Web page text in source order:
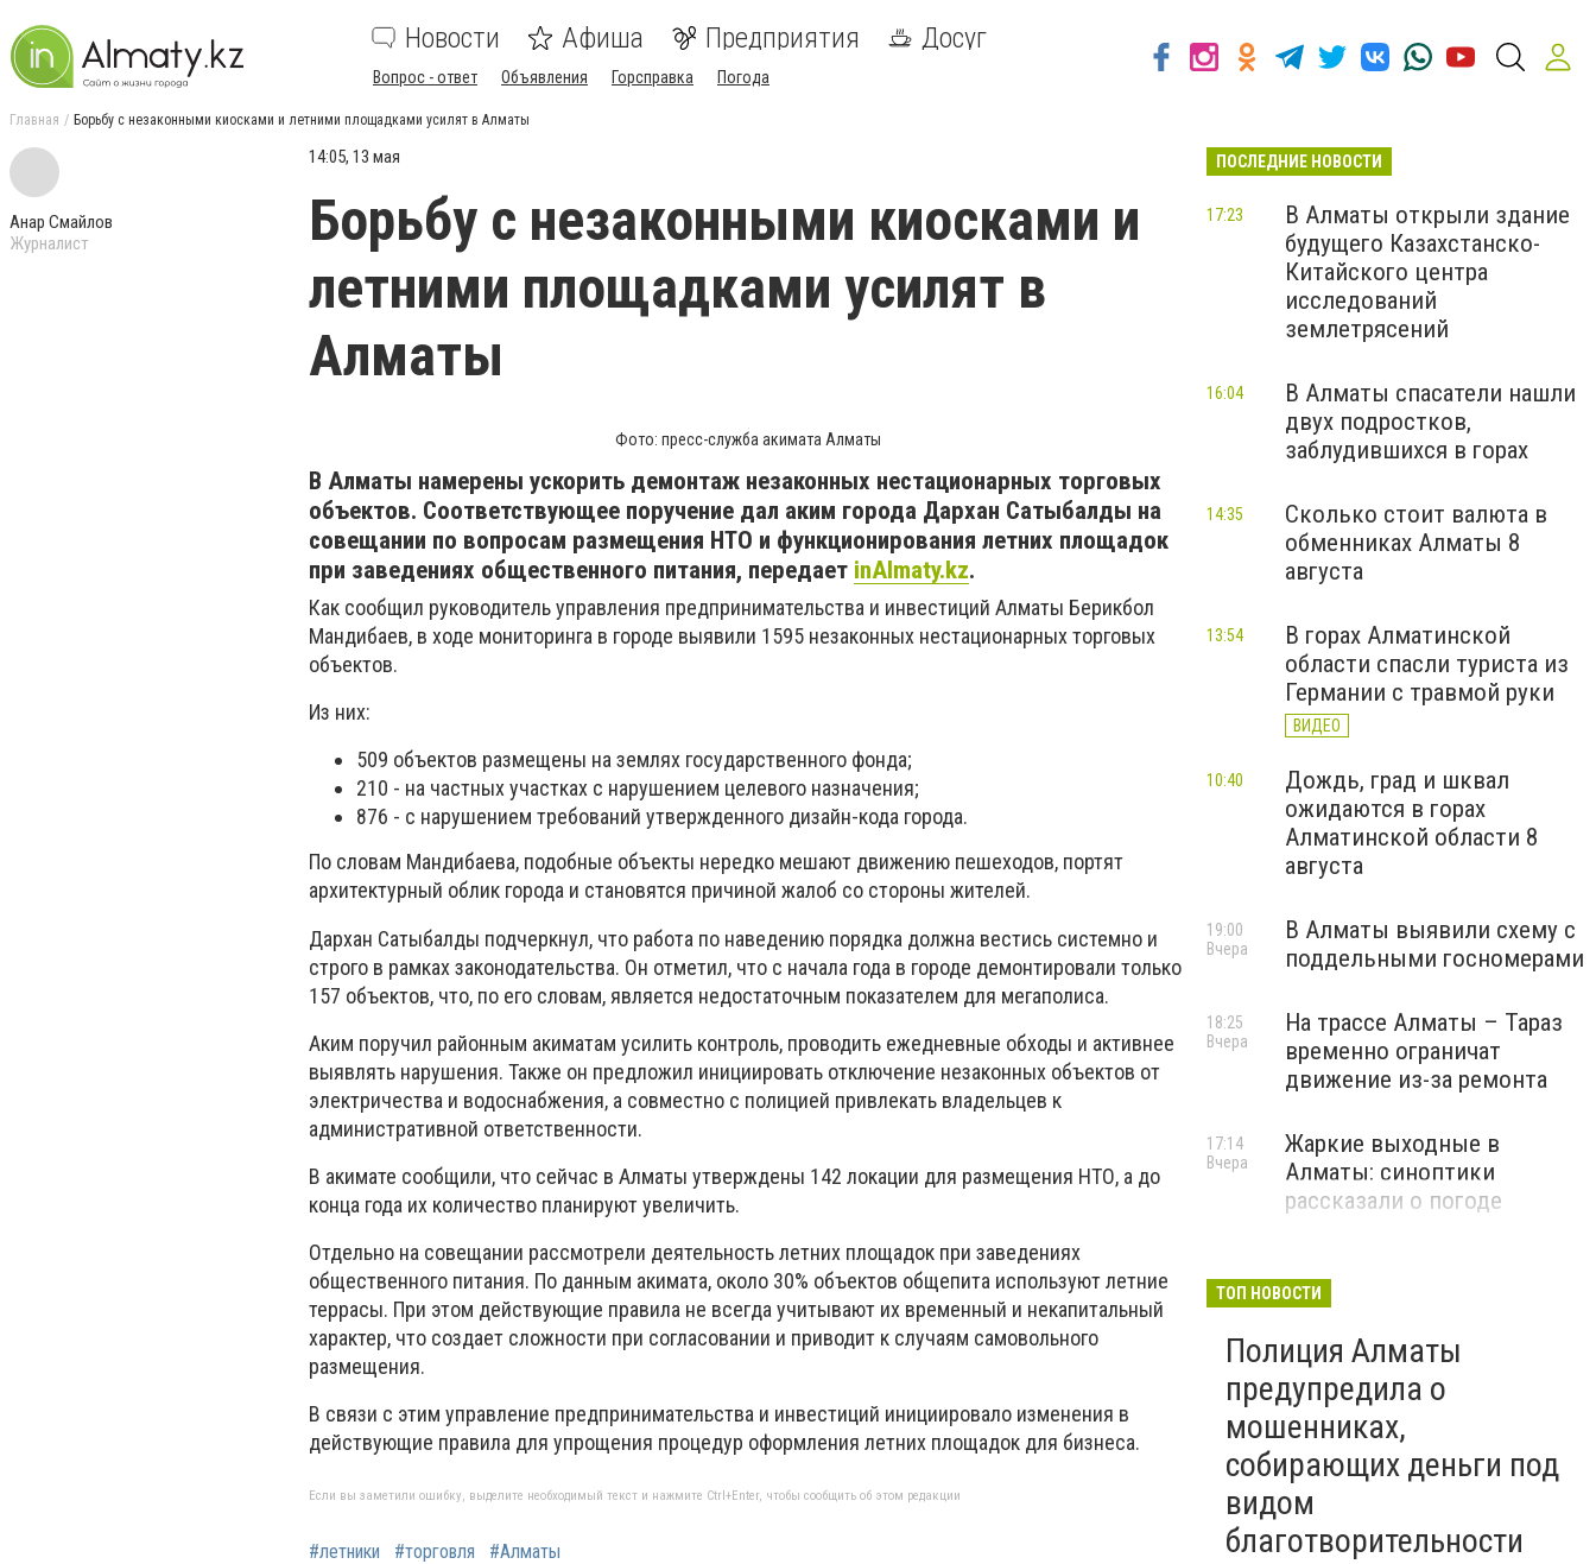
Новости Афиша Предприятия Досуг
Вопрос - ответ Объявления Горсправка Погода
Главная Борьбу с незаконными киосками и летними площадками усилят в Алматы
Анар Смайлов
Журналист
14:05, 13 мая
Борьбу с незаконными киосками и
летними площадками усилят в
Алматы
Фото: пресс-служба акимата Алматы
В Алматы намерены ускорить демонтаж незаконных нестационарных торговых
объектов. Соответствующее поручение дал аким города Дархан Сатыбалды на
совещании по вопросам размещения НТО и функционирования летних площадок
при заведениях общественного питания, передает inAlmaty.kz.
Как сообщил руководитель управления предпринимательства и инвестиций Алматы Берикбол
Мандибаев, в ходе мониторинга в городе выявили 1595 незаконных нестационарных торговых
объектов.
Из них:
509 объектов размещены на землях государственного фонда;
210 - на частных участках с нарушением целевого назначения;
876 - с нарушением требований утвержденного дизайн-кода города.
По словам Мандибаева, подобные объекты нередко мешают движению пешеходов, портят
архитектурный облик города и становятся причиной жалоб со стороны жителей.
Дархан Сатыбалды подчеркнул, что работа по наведению порядка должна вестись системно и
строго в рамках законодательства. Он отметил, что с начала года в городе демонтировали только
157 объектов, что, по его словам, является недостаточным показателем для мегаполиса.
Аким поручил районным акиматам усилить контроль, проводить ежедневные обходы и активнее
выявлять нарушения. Также он предложил инициировать отключение незаконных объектов от
электричества и водоснабжения, а совместно с полицией привлекать владельцев к
административной ответственности.
В акимате сообщили, что сейчас в Алматы утверждены 142 локации для размещения НТО, а до
конца года их количество планируют увеличить.
Отдельно на совещании рассмотрели деятельность летних площадок при заведениях
общественного питания. По данным акимата, около 30% объектов общепита используют летние
террасы. При этом действующие правила не всегда учитывают их временный и некапитальный
характер, что создает сложности при согласовании и приводит к случаям самовольного
размещения.
В связи с этим управление предпринимательства и инвестиций инициировало изменения в
действующие правила для упрощения процедур оформления летних площадок для бизнеса.
Если вы заметили ошибку, выделите необходимый текст и нажмите Ctrl+Enter, чтобы сообщить об этом редакции
#летники #торговля #Алматы
ПОСЛЕДНИЕ НОВОСТИ
В Алматы открыли здание
будущего Казахстанско-
Китайского центра
исследований
землетрясений
17:23
В Алматы спасатели нашли
двух подростков,
заблудившихся в горах
16:04
Сколько стоит валюта в
обменниках Алматы 8
августа
14:35
В горах Алматинской
области спасли туриста из
Германии с травмой руки
ВИДЕО
13:54
Дождь, град и шквал
ожидаются в горах
Алматинской области 8
августа
10:40
В Алматы выявили схему с
поддельными госномерами
19:00
Вчера
На трассе Алматы – Тараз
временно ограничат
движение из-за ремонта
18:25
Вчера
Жаркие выходные в
Алматы: синоптики
рассказали о погоде
17:14
Вчера
ТОП НОВОСТИ
Полиция Алматы
предупредила о
мошенниках,
собирающих деньги под
видом
благотворительности